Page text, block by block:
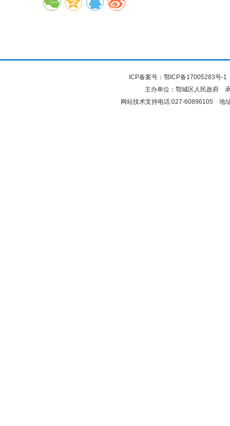
ICP备案号： 鄂ICP备17005283号-1
主办单位：鄂城区人民政府
网站技术支持电话:027-60896105 地